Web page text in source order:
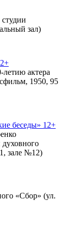
зал)
актера
1950, 95
беседы» 12+
духовного
зале №12)
«Сбор» (ул.